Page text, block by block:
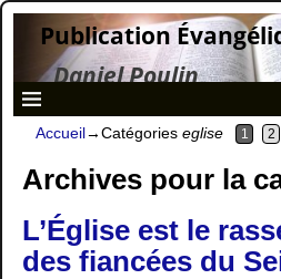
Publication
Daniel Poulin
Accueil→Catégories eglise 1 2
Archives pour la
L’Église est le
des fiancées du